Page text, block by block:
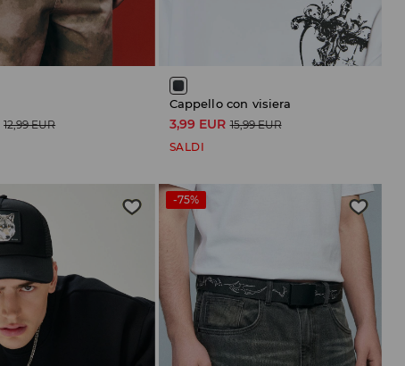
12,99 EUR
Cappello con visiera
3,99 EUR 15,99 EUR
SALDI
-75%